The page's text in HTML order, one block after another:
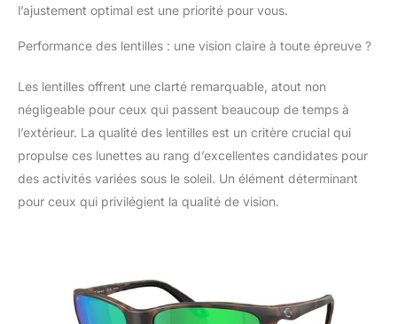
moyenne, offrant une
dans des conditions
changeantes. Étui à
chiffon de nettoyage
inclus Plus
polyvalentes : les
lunettes de soleil
polarisées pour homme
sont parfaites pour la
performance et sont un
l’ajustement optimal est une priorité pour vous.
Performance des lentilles : une vision claire à toute épreuve ?
Les lentilles offrent une clarté remarquable, atout non
négligeable pour ceux qui passent beaucoup de temps à
l’extérieur. La qualité des lentilles est un critère crucial qui
propulse ces lunettes au rang d’excellentes candidates pour
des activités variées sous le soleil. Un élément déterminant
pour ceux qui privilégient la qualité de vision.